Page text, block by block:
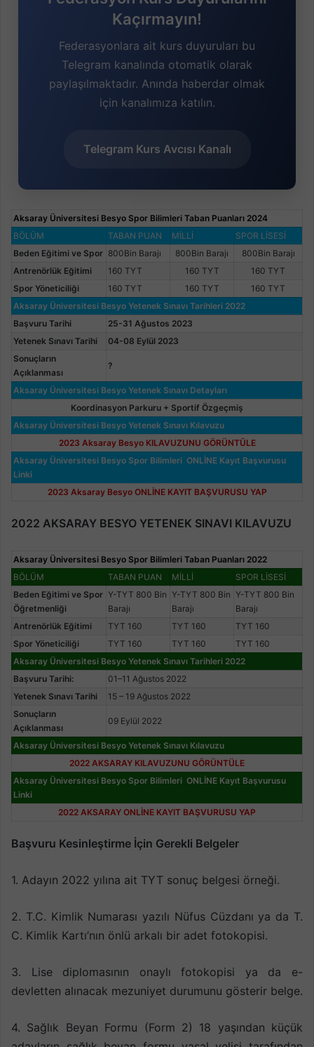
Kaçırmayın!
Federasyonlara ait kurs duyuruları bu
Telegram kanalında otomatik olarak
paylaşılmaktadır. Anında haberdar olmak
için kanalımıza katılın.
Telegram Kurs Avcısı Kanalı
Aksaray Üniversitesi Besyo Spor Bilimleri Taban Puanları 2024
BÖLÜM
TABAN PUAN MİLLİ
SPOR LİSESİ
Beden Eğitimi ve Spor 800Bin Barajı 800Bin Barajı
800Bin Barajı
Antrenörlük Eğitimi
160 TYT 160 TYT
160 TYT
Spor Yöneticiliği
160 TYT 160 TYT
160 TYT
Aksaray Üniversitesi Besyo Yetenek Sınavı Tarihleri 2022
Başvuru Tarihi
25-31 Ağustos 2023
Yetenek Sınavı Tarihi
04-08 Eylül 2023
Sonuçların
Açıklanması
?
Aksaray Üniversitesi Besyo Yetenek Sınavı Detayları
Koordinasyon Parkuru + Sportif Özgeçmiş
Aksaray Üniversitesi Besyo Yetenek Sınavı Kılavuzu
2023 Aksaray Besyo KILAVUZUNU GÖRÜNTÜLE
Aksaray Üniversitesi Besyo Spor Bilimleri ONLİNE Kayıt Başvurusu
Linki
2023 Aksaray Besyo ONLİNE KAYIT BAŞVURUSU YAP
2022 AKSARAY BESYO YETENEK SINAVI KILAVUZU
Aksaray Üniversitesi Besyo Spor Bilimleri Taban Puanları 2022
BÖLÜM
TABAN PUAN MİLLİ
SPOR LİSESİ
Beden Eğitimi ve Spor
Öğretmenliği
Y-TYT 800 Bin
Barajı
Y-TYT 800 Bin
Barajı
Y-TYT 800 Bin
Barajı
Antrenörlük Eğitimi
TYT 160 TYT 160
TYT 160
Spor Yöneticiliği
TYT 160 TYT 160
TYT 160
Aksaray Üniversitesi Besyo Yetenek Sınavı Tarihleri 2022
Başvuru Tarihi:
01–11 Ağustos 2022
Yetenek Sınavı Tarihi
15 – 19 Ağustos 2022
Sonuçların
Açıklanması
09 Eylül 2022
Aksaray Üniversitesi Besyo Yetenek Sınavı Kılavuzu
2022 AKSARAY KILAVUZUNU GÖRÜNTÜLE
Aksaray Üniversitesi Besyo Spor Bilimleri ONLİNE Kayıt Başvurusu
Linki
2022 AKSARAY ONLİNE KAYIT BAŞVURUSU YAP
Başvuru Kesinleştirme İçin Gerekli Belgeler
1. Adayın 2022 yılına ait TYT sonuç belgesi örneği.
2. T.C. Kimlik Numarası yazılı Nüfus Cüzdanı ya da T.
C. Kimlik Kartı’nın önlü arkalı bir adet fotokopisi.
3. Lise diplomasının onaylı fotokopisi ya da e-
devletten alınacak mezuniyet durumunu gösterir belge.
4. Sağlık Beyan Formu (Form 2) 18 yaşından küçük